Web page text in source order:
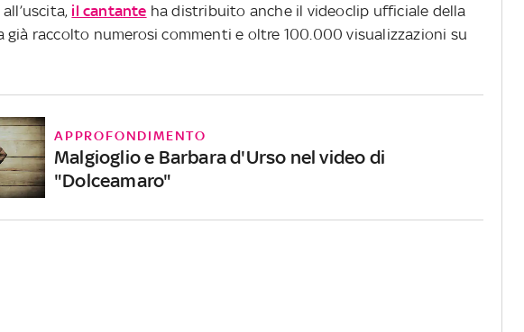
il cantante ha distribuito anche il videoclip ufficiale della
già raccolto numerosi commenti e oltre 100.000 visualizzazioni su
APPROFONDIMENTO
Malgioglio e Barbara d'Urso nel video di
"Dolceamaro"